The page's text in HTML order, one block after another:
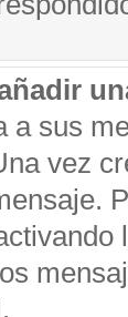
a sus
vez